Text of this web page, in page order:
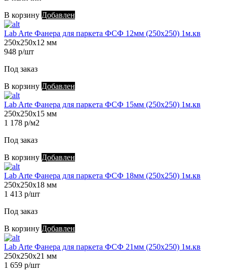
В корзину Добавлен
Lab Arte Фанера для паркета ФСФ 12мм (250х250) 1м.кв
250х250х12 мм
948 р/шт
Под заказ
В корзину Добавлен
Lab Arte Фанера для паркета ФСФ 15мм (250х250) 1м.кв
250х250х15 мм
1 178 р/м2
Под заказ
В корзину Добавлен
Lab Arte Фанера для паркета ФСФ 18мм (250х250) 1м.кв
250х250х18 мм
1 413 р/шт
Под заказ
В корзину Добавлен
Lab Arte Фанера для паркета ФСФ 21мм (250х250) 1м.кв
250х250х21 мм
1 659 р/шт